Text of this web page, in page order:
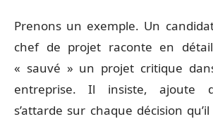
Prenons un exemple. Un
chef de projet raconte en
« sauvé » un projet critique
entreprise. Il insiste, ajoute
s’attarde sur chaque décision